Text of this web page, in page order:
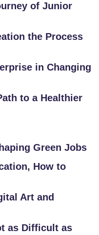
of Junior
the Process
in Changing
to a Healthier
Green Jobs
How to
Art and
as Difficult as